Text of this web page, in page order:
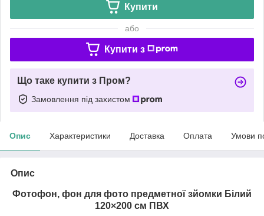
Купити
або
Купити з
Що таке купити з Пром?
Замовлення під захистом
Опис Характеристики Доставка Оплата Умови
Опис
Фотофон, фон для фото предметної зйомки Білий
120×200 см ПВХ